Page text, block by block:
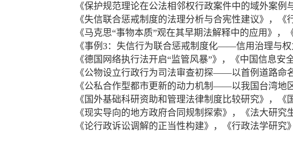
《保护规范理论在公法相邻权行政案件中的域外案例
《失信联合惩戒制度的法理分析与合宪性建议》，《
《马克思“事物本质”观在其早期法解释中的应用》，
《事例3：失信行为联合惩戒制度化——信用治理与权
《德国网络执行法开启“监管风暴”》，《中国信息安
《公物设立行政行为司法审查初探——以首例道路命
《公私合作型都市更新的动力机制——以我国台湾地
《国外基础科研资助和管理法律制度比较研究》，《
《现实导向的地方政府合同规制探索》，《法大研究
《论行政诉讼调解的正当性构建》，《行政法学研究